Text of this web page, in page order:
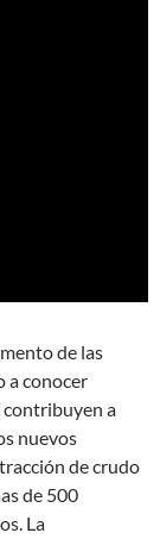
de las
a conocer
contribuyen a
nuevos
de crudo
de 500
La